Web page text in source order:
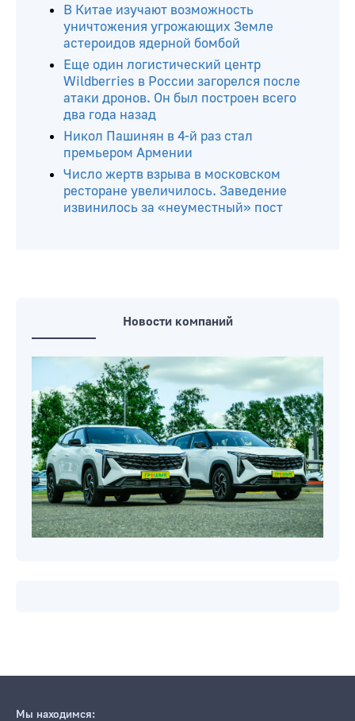
В Китае изучают возможность
уничтожения угрожающих Земле
астероидов ядерной бомбой
Еще один логистический центр
Wildberries в России загорелся после
атаки дронов. Он был построен всего
два года назад
Никол Пашинян в 4-й раз стал
премьером Армении
Число жертв взрыва в московском
ресторане увеличилось. Заведение
извинилось за «неуместный» пост
Новости компаний
Мы находимся: